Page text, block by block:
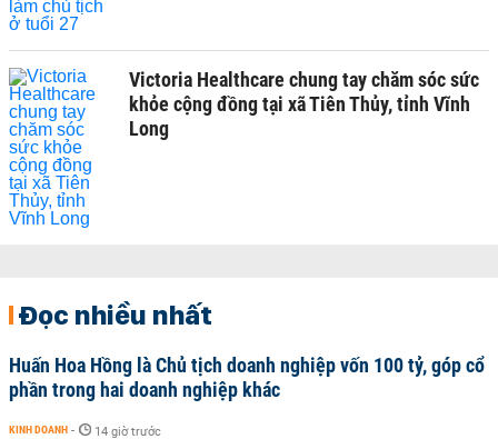
Victoria Healthcare chung tay chăm sóc sức
khỏe cộng đồng tại xã Tiên Thủy, tỉnh Vĩnh
Long
Đọc nhiều nhất
Huấn Hoa Hồng là Chủ tịch doanh nghiệp vốn 100 tỷ, góp cổ
phần trong hai doanh nghiệp khác
KINH DOANH - 14 giờ trước